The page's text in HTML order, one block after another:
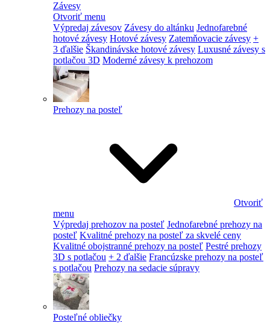
Závesy
Otvoriť menu
Výpredaj závesov Závesy do altánku Jednofarebné
hotové závesy Hotové závesy Zatemňovacie závesy +
3 ďalšie Škandinávske hotové závesy Luxusné závesy s
potlačou 3D Moderné závesy k prehozom
Prehozy na posteľ
Otvoriť
menu
Výpredaj prehozov na posteľ Jednofarebné prehozy na
posteľ Kvalitné prehozy na posteľ za skvelé ceny
Kvalitné obojstranné prehozy na posteľ Pestré prehozy
3D s potlačou + 2 ďalšie Francúzske prehozy na posteľ
s potlačou Prehozy na sedacie súpravy
Posteľné obliečky